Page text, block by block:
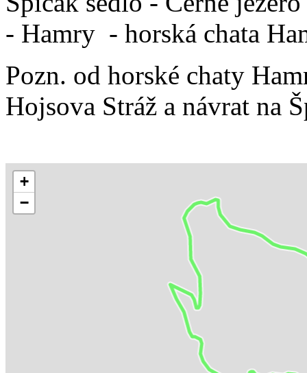
- Hamry - horská chata
Pozn. od horské chaty
Hojsova Stráž a návrat na